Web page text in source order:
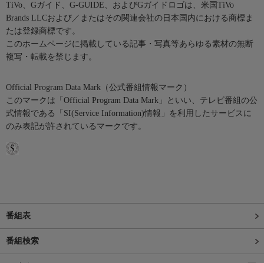
TiVo、Gガイド、G-GUIDE、およびGガイドロゴは、米国TiVo
Brands LLCおよび／またはその関連会社の日本国内における商標ま
たは登録商標です。
このホームページに掲載している記事・写真等あらゆる素材の無断
複写・転載を禁じます。
Official Program Data Mark（公式番組情報マーク）
このマークは「Official Program Data Mark」といい、テレビ番組の公
式情報である「SI(Service Information)情報」を利用したサービスに
のみ表記が許されているマークです。
番組表
番組検索